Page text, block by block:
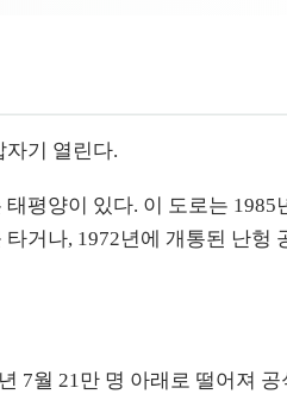
기 열린다.
평양이 있다. 이 도로는 1985
거나, 1972년에 개통된 난헝
7월 21만 명 아래로 떨어져